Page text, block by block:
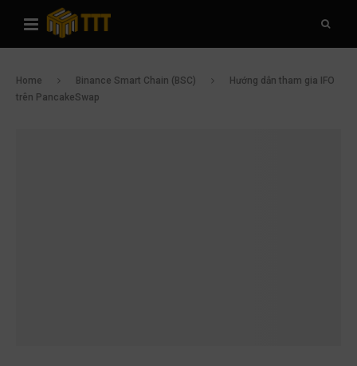
Home Binance Smart Chain (BSC)
Hướng dẫn tham gia IFO
trên PancakeSwap